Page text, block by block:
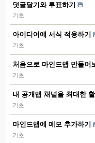
댓글달기와 투표하기
기초
아이디어에 서식 적용하기
기초
처음으로 마인드맵 만들어
기초
내 공개맵 채널을 최대한
기초
마인드맵에 메모 추가하기
기초